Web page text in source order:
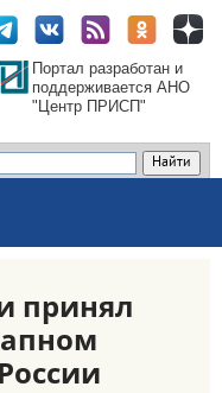
Портал разработан и
поддерживается АНО
"Центр ПРИСП"
принял